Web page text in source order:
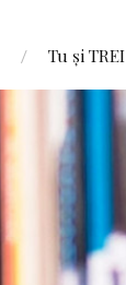
Tu și TREI